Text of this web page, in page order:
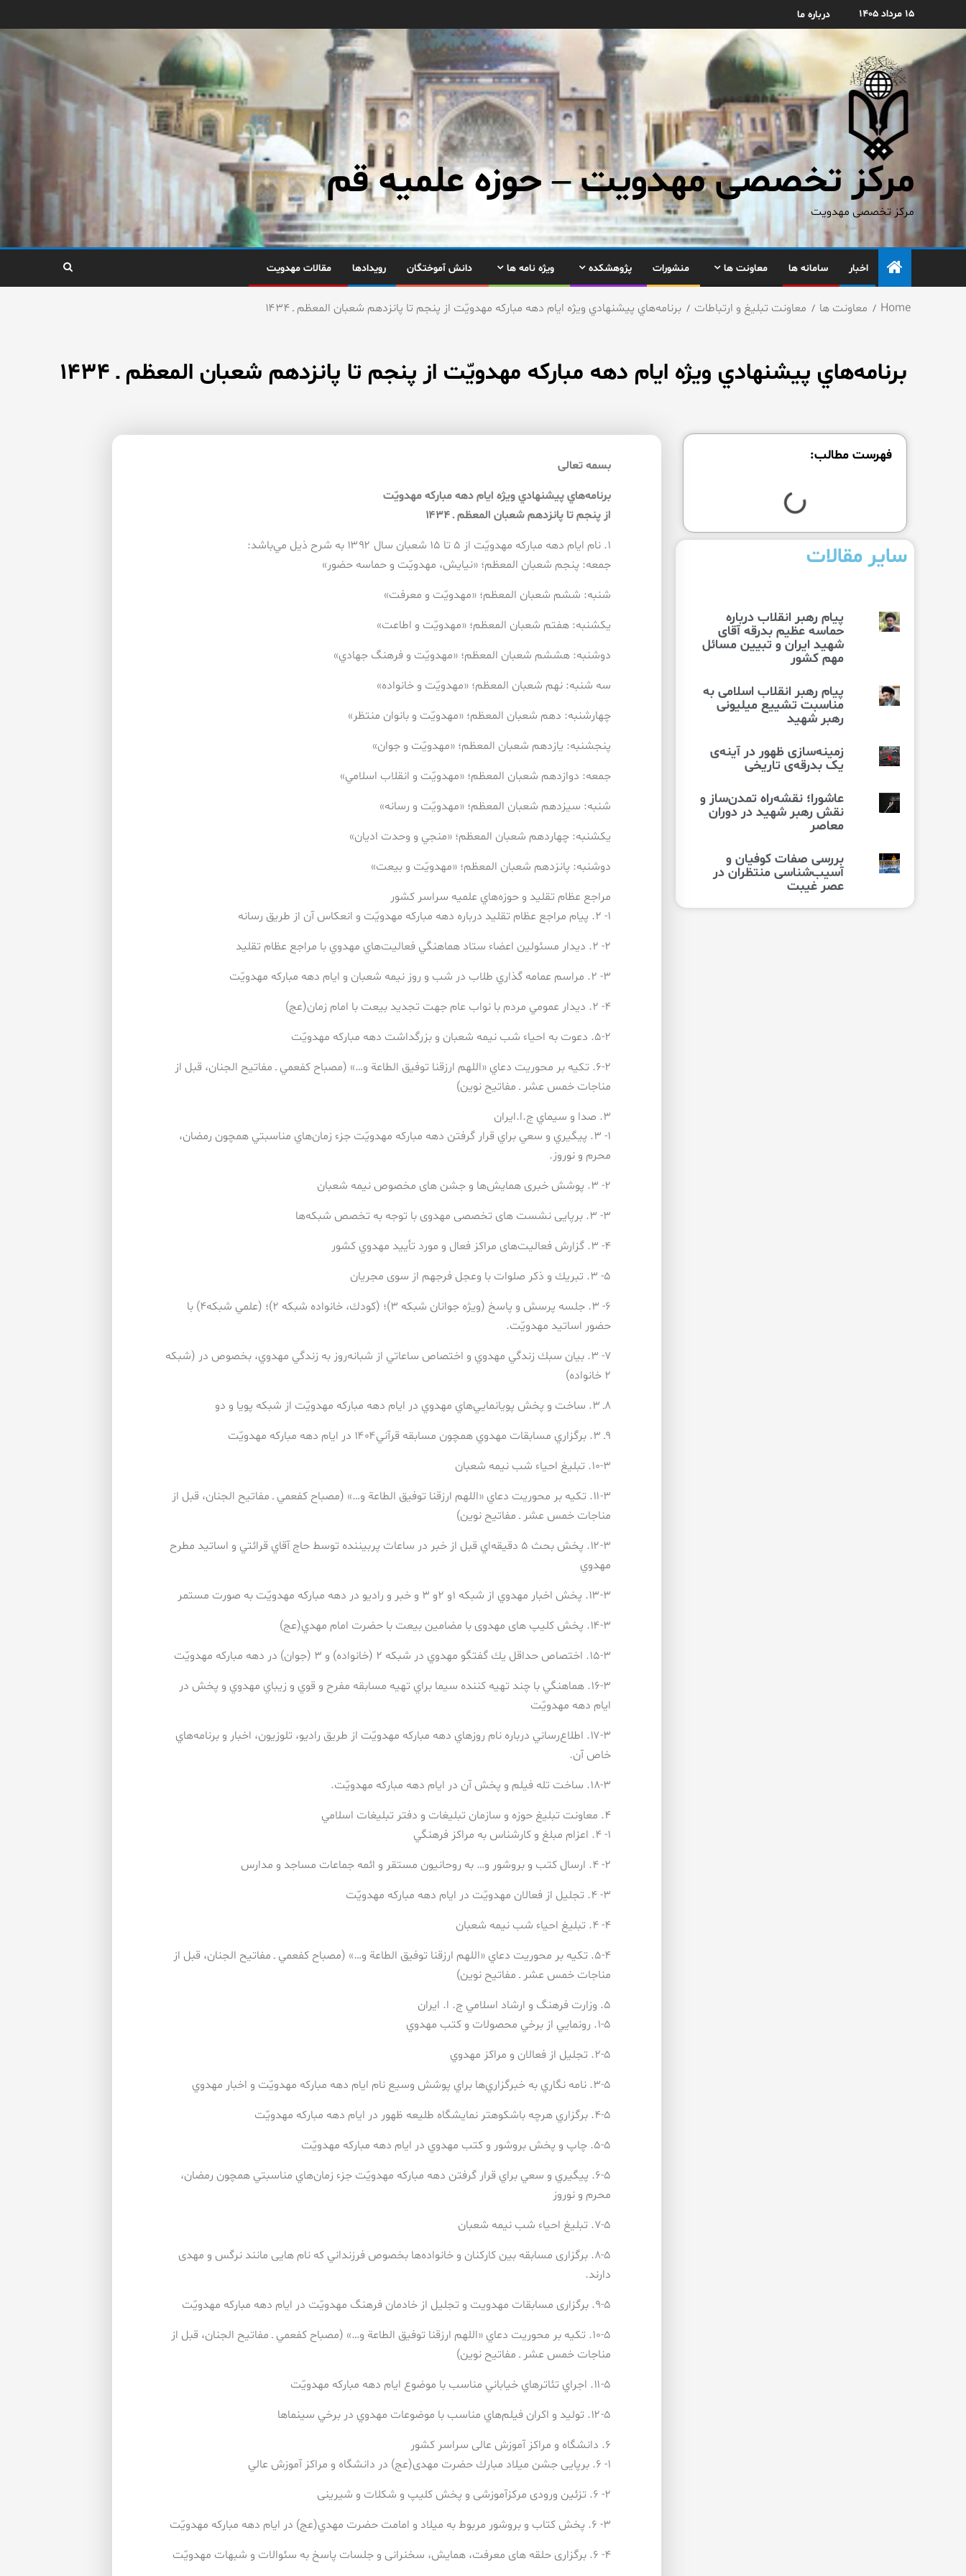
۱۵ مرداد ۱۴۰۵ درباره ما
مرکز تخصصی مهدویت – حوزه علمیه قم
مرکز تخصصی مهدویت
اخبار سامانه ها معاونت ها منشورات پژوهشکده ویژه نامه ها دانش آموختگان رویدادها مقالات مهدویت
Home معاونت ها معاونت تبلیغ و ارتباطات برنامه‌هاي پيشنهادي ويژه ايام دهه مباركه مهدويّت از پنجم تا پانزدهم شعبان المعظم ـ ۱۴۳۴
برنامه‌هاي پيشنهادي ويژه ايام دهه مباركه مهدويّت از پنجم تا پانزدهم شعبان المعظم ـ ۱۴۳۴
فهرست مطالب:
سایر مقالات
پیام رهبر انقلاب درباره
حماسه عظیم بدرقه آقای
شهید ایران و تبیین مسائل
مهم کشور
پیام رهبر انقلاب اسلامی به
مناسبت تشییع میلیونی
رهبر شهید
زمینه‌سازی ظهور در آینه‌ی
یک بدرقه‌ی تاریخی
عاشورا؛ نقشه‌راه تمدن‌ساز و
نقش رهبر شهید در دوران
معاصر
بررسی صفات کوفیان و
آسیب‌شناسی منتظران در
عصر غیبت
بسمه تعالی
برنامه‌هاي پيشنهادي ويژه ايام دهه مباركه مهدويّت
از پنجم تا پانزدهم شعبان المعظم ـ ۱۴۳۴
۱. نام ايام دهه مباركه مهدويّت از ۵ تا ۱۵ شعبان سال ۱۳۹۲ به شرح ذيل مي‌باشد:
جمعه: پنجم شعبان المعظم؛ «نيايش، مهدويّت و حماسه حضور»
شنبه: ششم شعبان المعظم؛ «مهدويّت و معرفت»
يكشنبه: هفتم شعبان المعظم؛ «مهدويّت و اطاعت»
دوشنبه: هششم شعبان المعظم؛ «مهدويّت و فرهنگ جهادي»
سه شنبه: نهم شعبان المعظم؛ «مهدويّت و خانواده»
چهارشنبه: دهم شعبان المعظم؛ «مهدويّت و بانوان منتظر»
پنجشنبه: يازدهم شعبان المعظم؛ «مهدويّت و جوان»
جمعه: دوازدهم شعبان المعظم؛ «مهدويّت و انقلاب اسلامي»
شنبه: سيزدهم شعبان المعظم؛ «مهدويّت و رسانه»
يكشنبه: چهاردهم شعبان المعظم؛ «منجي و وحدت اديان»
دوشنبه: پانزدهم شعبان المعظم؛ «مهدويّت و بيعت»
مراجع عظام تقليد و حوزه‌هاي علميه سراسر كشور
۱- ۲. پيام مراجع عظام تقليد درباره دهه مباركه مهدويّت و انعكاس آن از طريق رسانه
۲- ۲. ديدار مسئولين اعضاء ستاد هماهنگي فعاليت‌هاي مهدوي با مراجع عظام تقليد
۳- ۲. مراسم عمامه گذاري طلاب در شب و روز نيمه شعبان و ايام دهه مباركه مهدويّت
۴- ۲. ديدار عمومي مردم با نواب عام جهت تجديد بيعت با امام زمان(عج)
۵-۲. دعوت به احياء شب نيمه شعبان و بزرگداشت دهه مباركه مهدويّت
۶-۲. تكيه بر محوريت دعاي «اللهم ارزقنا توفيق الطاعة و…» (مصباح كفعمي ـ مفاتيح الجنان، قبل از
مناجات خمس عشر ـ مفاتيح نوين)
۳. صدا و سیماي ج.ا.ايران
۱- ۳. پيگيري و سعي براي قرار گرفتن دهه مباركه مهدويّت جزء زمان‌هاي مناسبتي همچون رمضان،
محرم و نوروز.
۲- ۳. پوشش خبری همایش‌ها و جشن های مخصوص نيمه شعبان
۳- ۳. برپایی نشست های تخصصی مهدوی با توجه به تخصص شبكه‌ها
۴- ۳. گزارش فعالیت‌های مراكز فعال و مورد تأييد مهدوي كشور
۵- ۳. تبريك و ذكر صلوات با وعجل فرجهم از سوی مجریان
۶- ۳. جلسه پرسش و پاسخ (ويژه جوانان شبكه ۳)؛ (كودك، خانواده شبكه ۲)؛ (علمي شبكه۴) با
حضور اساتيد مهدويّت.
۷- ۳. بيان سبك زندگي مهدوي و اختصاص ساعاتي از شبانه‌روز به زندگي مهدوي، بخصوص در (شبكه
۲ خانواده)
۸ـ ۳. ساخت و پخش پويانمايي‌هاي مهدوي در ايام دهه مباركه مهدويّت از شبكه پويا و دو
۹ـ ۳. برگزاري مسابقات مهدوي همچون مسابقه قرآني۱۴۰۴ در ايام دهه مباركه مهدويّت
۱۰-۳. تبليغ احياء شب نيمه شعبان
۱۱-۳. تكيه بر محوريت دعاي «اللهم ارزقنا توفيق الطاعة و…» (مصباح كفعمي ـ مفاتيح الجنان، قبل از
مناجات خمس عشر ـ مفاتيح نوين)
۱۲-۳. پخش بحث ۵ دقيقه‌اي قبل از خبر در ساعات پربيننده توسط حاج آقاي قرائتي و اساتيد مطرح
مهدوي
۱۳-۳. پخش اخبار مهدوي از شبكه ۱و ۲و ۳ و خبر و راديو در دهه مباركه مهدويّت به صورت مستمر
۱۴-۳. پخش كلیپ های مهدوی با مضامین بیعت با حضرت امام مهدي(عج)
۱۵-۳. اختصاص حداقل يك گفتگو مهدوي در شبكه ۲ (خانواده) و ۳ (جوان) در دهه مباركه مهدويّت
۱۶-۳. هماهنگي با چند تهيه كننده سيما براي تهيه مسابقه مفرح و قوي و زيباي مهدوي و پخش در
ايام دهه مهدويّت
۱۷-۳. اطلاع‌رساني درباره نام روزهاي دهه مباركه مهدويّت از طريق راديو، تلوزيون، اخبار و برنامه‌هاي
خاص آن.
۱۸-۳. ساخت تله فيلم و پخش آن در ايام دهه مباركه مهدويّت.
۴. معاونت تبليغ حوزه و سازمان تبليغات و دفتر تبليغات اسلامي
۱- ۴. اعزام مبلغ و كارشناس به مراكز فرهنگي
۲- ۴. ارسال كتب و بروشور و… به روحانيون مستقر و ائمه جماعات مساجد و مدارس
۳- ۴. تجليل از فعالان مهدويّت در ايام دهه مباركه مهدويّت
۴- ۴. تبليغ احياء شب نيمه شعبان
۵-۴. تكيه بر محوريت دعاي «اللهم ارزقنا توفيق الطاعة و…» (مصباح كفعمي ـ مفاتيح الجنان، قبل از
مناجات خمس عشر ـ مفاتيح نوين)
۵. وزارت فرهنگ و ارشاد اسلامي ج. ا. ايران
۱-۵. رونمايي از برخي محصولات و كتب مهدوي
۲-۵. تجليل از فعالان و مراكز مهدوي
۳-۵. نامه نگاري به خبرگزاري‌ها براي پوشش وسيع نام ايام دهه مباركه مهدويّت و اخبار مهدوي
۴-۵. برگزاري هرچه باشكوهتر نمايشگاه طليعه ظهور در ايام دهه مباركه مهدويّت
۵-۵. چاپ و پخش بروشور و كتب مهدوي در ايام دهه مباركه مهدويّت
۶-۵. پيگيري و سعي براي قرار گرفتن دهه مباركه مهدويّت جزء زمان‌هاي مناسبتي همچون رمضان،
محرم و نوروز
۷-۵. تبليغ احياء شب نيمه شعبان
۸-۵. برگزاری مسابقه بین كاركنان و خانواده‌ها بخصوص فرزنداني كه نام هايی مانند نرگس و مهدی
دارند.
۹-۵. برگزاری مسابقات مهدویت و تجليل از خادمان فرهنگ مهدويّت در ايام دهه مباركه مهدويّت
۱۰-۵. تكيه بر محوريت دعاي «اللهم ارزقنا توفيق الطاعة و…» (مصباح كفعمي ـ مفاتيح الجنان، قبل از
مناجات خمس عشر ـ مفاتيح نوين)
۱۱-۵. اجراي تئاترهاي خياباني مناسب با موضوع ايام دهه مباركه مهدويّت
۱۲-۵. توليد و اكران فيلم‌هاي مناسب با موضوعات مهدوي در برخي سينماها
۶. دانشگاه و مراكز آموزش عالی سراسر كشور
۱- ۶. برپایی جشن ميلاد مبارك حضرت مهدی(عج) در دانشگاه و مراكز آموزش عالي
۲- ۶. تزئین ورودی مركزآموزشی و پخش كليپ و شكلات و شیرینی
۳- ۶. پخش كتاب و بروشور مربوط به ميلاد و امامت حضرت مهدي(عج) در ايام دهه مباركه مهدويّت
۴- ۶. برگزاری حلقه های معرفت، همایش، سخنرانی و جلسات پاسخ به سئوالات و شبهات مهدويّت